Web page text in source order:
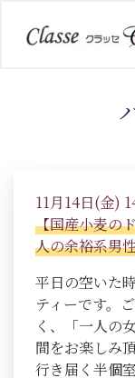
11月14日(金)
【国産小麦の
人の余裕系男
平日の空いた
ティーです。
く、「一人の
間をお楽しみ
行き届く半個